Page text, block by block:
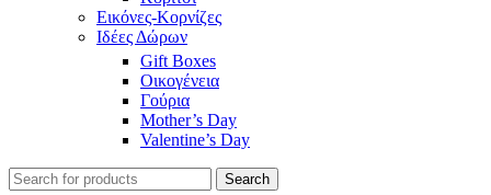
Εικόνες-Κορνίζες
Ιδέες Δώρων
Gift Boxes
Οικογένεια
Γούρια
Mother’s Day
Valentine’s Day
Search